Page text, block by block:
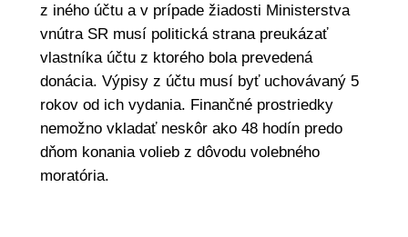
z iného účtu a v prípade žiadosti Ministerstva
vnútra SR musí politická strana preukázať
vlastníka účtu z ktorého bola prevedená
donácia. Výpisy z účtu musí byť uchovávaný 5
rokov od ich vydania. Finančné prostriedky
nemožno vkladať neskôr ako 48 hodín predo
dňom konania volieb z dôvodu volebného
moratória.